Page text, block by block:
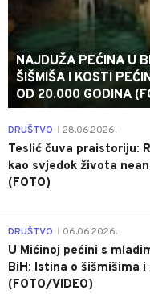
NAJDUŽA PEĆINA U
ŠIŠMIŠA I KOSTI
OD 20.000 GODINA
DRUŠTVO 28.06.2026.
Teslić čuva praistoriju:
kao svjedok života
(FOTO)
DRUŠTVO 06.06.2026.
U Mićinoj pećini s
BiH: Istina o šišmišima
(FOTO/VIDEO)